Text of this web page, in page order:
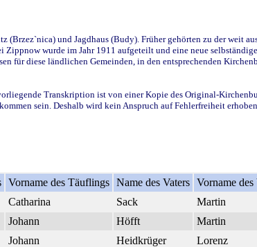
und Jagdhaus (Budy). Früher gehörten zu der weit
wurde im Jahr 1911 aufgeteilt und eine neue
diese ländlichen Gemeinden, in den entsprechenden
Transkription ist von einer Kopie des Original-
sein. Deshalb wird kein Anspruch auf Fehlerfreiheit erhoben.
Vorname des Täuflings Name des Vaters Vorname des
Catharina Sack Martin
Johann Höfft Martin
Johann Heidkrüger Lorenz